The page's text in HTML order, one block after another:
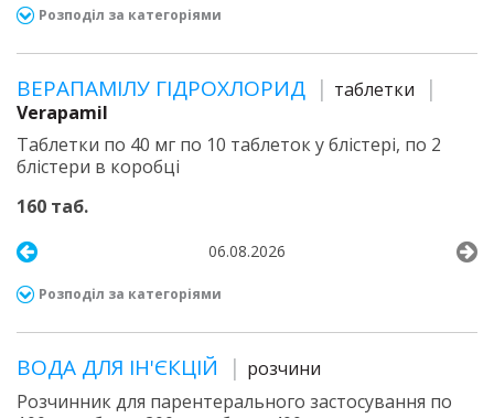
Розподіл за категоріями
ВЕРАПАМІЛУ ГІДРОХЛОРИД
таблетки
Verapamil
Таблетки по 40 мг по 10 таблеток у блістері, по 2
блістери в коробці
160 таб.
06.08.2026
Розподіл за категоріями
ВОДА ДЛЯ ІН'ЄКЦІЙ
розчини
Розчинник для парентерального застосування по